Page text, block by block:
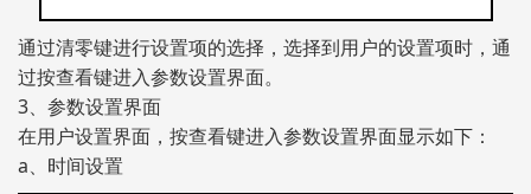
通过清零键进行设置项的选择，选择到用户的设置项时，通
过按查看键进入参数设置界面。
3、参数设置界面
在用户设置界面，按查看键进入参数设置界面显示如下：
a、时间设置